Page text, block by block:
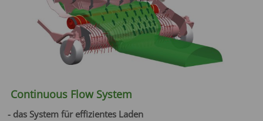
Continuous Flow System
- das System für effizientes Laden